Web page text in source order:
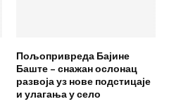
Пољопривреда Бајине
Баште – снажан ослонац
развоја уз нове подстицаје
и улагања у село